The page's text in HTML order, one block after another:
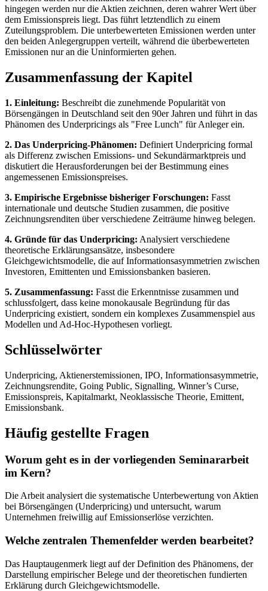
hingegen werden nur die Aktien zeichnen, deren wahrer Wert über
dem Emissionspreis liegt. Das führt letztendlich zu einem
Zuteilungsproblem. Die unterbewerteten Emissionen werden unter
den beiden Anlegergruppen verteilt, während die überbewerteten
Emissionen nur an die Uninformierten gehen.
Zusammenfassung der Kapitel
1. Einleitung: Beschreibt die zunehmende Popularität von
Börsengängen in Deutschland seit den 90er Jahren und führt in das
Phänomen des Underpricings als "Free Lunch" für Anleger ein.
2. Das Underpricing-Phänomen: Definiert Underpricing formal
als Differenz zwischen Emissions- und Sekundärmarktpreis und
diskutiert die Herausforderungen bei der Bestimmung eines
angemessenen Emissionspreises.
3. Empirische Ergebnisse bisheriger Forschungen: Fasst
internationale und deutsche Studien zusammen, die positive
Zeichnungsrenditen über verschiedene Zeiträume hinweg belegen.
4. Gründe für das Underpricing: Analysiert verschiedene
theoretische Erklärungsansätze, insbesondere
Gleichgewichtsmodelle, die auf Informationsasymmetrien zwischen
Investoren, Emittenten und Emissionsbanken basieren.
5. Zusammenfassung: Fasst die Erkenntnisse zusammen und
schlussfolgert, dass keine monokausale Begründung für das
Underpricing existiert, sondern ein komplexes Zusammenspiel aus
Modellen und Ad-Hoc-Hypothesen vorliegt.
Schlüsselwörter
Underpricing, Aktienerstemissionen, IPO, Informationsasymmetrie,
Zeichnungsrendite, Going Public, Signalling, Winner’s Curse,
Emissionspreis, Kapitalmarkt, Neoklassische Theorie, Emittent,
Emissionsbank.
Häufig gestellte Fragen
Worum geht es in der vorliegenden Seminararbeit
im Kern?
Die Arbeit analysiert die systematische Unterbewertung von Aktien
bei Börsengängen (Underpricing) und untersucht, warum
Unternehmen freiwillig auf Emissionserlöse verzichten.
Welche zentralen Themenfelder werden bearbeitet?
Das Hauptaugenmerk liegt auf der Definition des Phänomens, der
Darstellung empirischer Belege und der theoretischen fundierten
Erklärung durch Gleichgewichtsmodelle.